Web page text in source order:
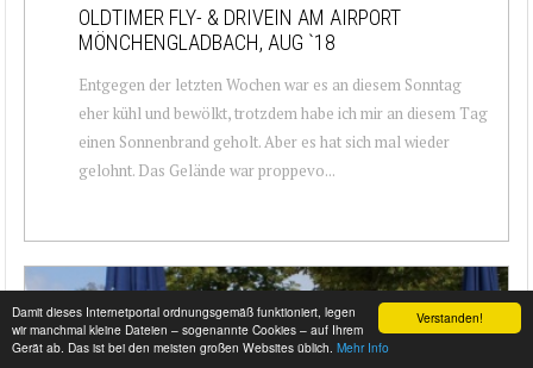
Verstanden!
Damit dieses Internetportal ordnungsgemäß funktioniert, legen
wir manchmal kleine Dateien – sogenannte Cookies – auf Ihrem
Gerät ab. Das ist bei den meisten großen Websites üblich. Mehr Info
OLDTIMER FLY- & DRIVEIN AM AIRPORT
MÖNCHENGLADBACH, AUG `18
Entgegen der letzten Wochen war es an diesem Sonntag
eher kühl und bewölkt, trotzdem habe ich mir an diesem Tag
einen Sonnenbrand geholt. Aber es hat sich mal wieder
gelohnt. Das Gelände war proppevo...